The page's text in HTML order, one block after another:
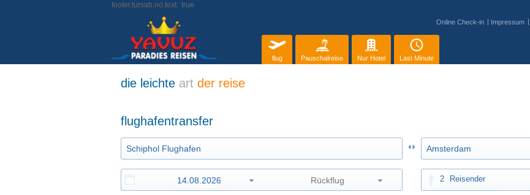
footer.tursab.no.text: true
Online Check-in Impressum
flug Pauschalreise Nur Hotel Last Minute
die leichte art der reise
flughafentransfer
2 Reisender